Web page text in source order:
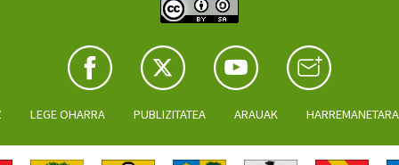
LEGE OHARRA PUBLIZITATEA ARAUAK